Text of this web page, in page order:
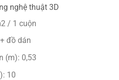
nghệ thuật 3D
/ 1 cuộn
đồ dán
(m): 0,53
10